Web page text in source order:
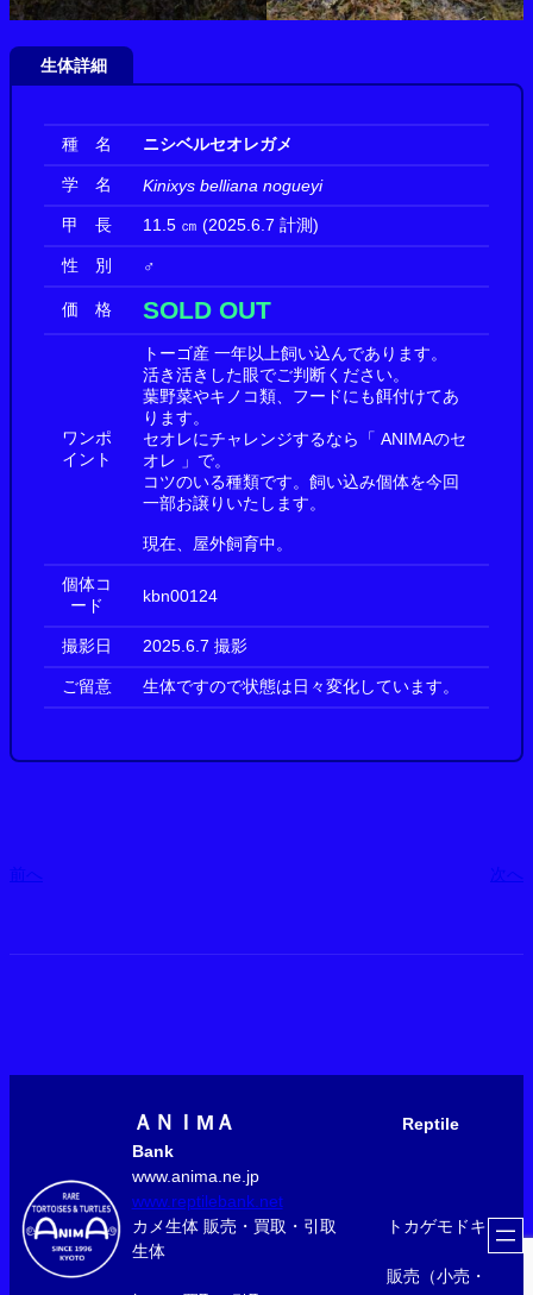
生体詳細
種 名 ニシベルセオレガメ
学 名 Kinixys belliana nogueyi
甲 長 11.5 ㎝ (2025.6.7 計測)
性 別 ♂
価 格 SOLD OUT
ワンポ
イント
トーゴ産 一年以上飼い込んであります。
活き活きした眼でご判断ください。
葉野菜やキノコ類、フードにも餌付けてあ
ります。
セオレにチャレンジするなら「 ANIMAのセ
オレ 」で。
コツのいる種類です。飼い込み個体を今回
一部お譲りいたします。
現在、屋外飼育中。
個体コ
ード
kbn00124
撮影日 2025.6.7 撮影
ご留意 生体ですので状態は日々変化しています。
前へ 次へ
ＡＮＩМＡ
Reptile
Bank
www.anima.ne.jp
www.reptilebank.net
カメ生体 販売・買取・引取 トカゲモドキ
生体
販売（小売・